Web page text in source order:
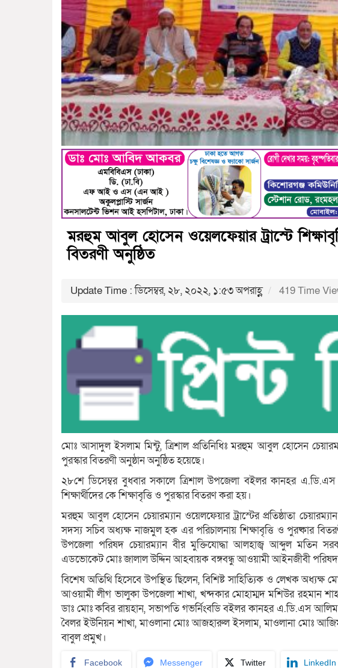
মরহুম আবুল হোসেন ওয়েলফেয়ার ট্রাস্টে
বিতরণী অনুষ্ঠিত
Update Time : ডিসেম্বর, ২৮, ২০২২, ১:৫৩ অপরাহ্ণ 419 Time
মোঃ আসাদুল ইসলাম মিন্টু, ত্রিশাল প্রতিনিধিঃ মরহুম আবুল হোসেন
পুরস্কার বিতরণী অনুষ্ঠান অনুষ্ঠিত হয়েছে।
২৮শে ডিসেম্বর বুধবার সকালে ত্রিশাল উপজেলা বইলর কানহর এ.ডি.এস
শিক্ষার্থীদের কে শিক্ষাবৃত্তি ও পুরস্কার বিতরণ করা হয়।
মরহুম আবুল হোসেন চেয়ারম্যান ওয়েলফেয়ার ট্রাস্টের প্রতিষ্ঠাতা
সদস্য সচিব অধ্যক্ষ নাজমুল হক এর পরিচালনায় শিক্ষাবৃত্তি ও পুরষ্কার
উপজেলা পরিষদ চেয়ারম্যান বীর মুক্তিযোদ্ধা আলহাজ্ব আব্দুল মতিন
এডভোকেট মোঃ জালাল উদ্দিন আহবায়ক বঙ্গবন্ধু আওয়ামী আইনজীবী পরিষদ
বিশেষ অতিথি হিসেবে উপস্থিত ছিলেন, বিশিষ্ট সাহিত্যিক ও লেখক
আওয়ামী লীগ ভালুকা উপজেলা শাখা, খন্দকার মোহাম্মদ মশিউর রহমান
ডাঃ মোঃ কবির রায়হান, সভাপতি গভর্নিংবডি বইলর কানহর এ.ডি.এস আলিম
বৈলর ইউনিয়ন শাখা, মাওলানা মোঃ আজহারুল ইসলাম, মাওলানা মোঃ
বাবুল প্রমুখ।
Facebook Messenger Twitter LinkedIn